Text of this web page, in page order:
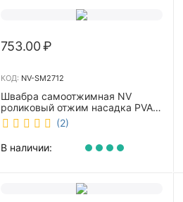
753.00₽
КОД: NV-SM2712
Швабра самоотжимная NV
роликовый отжим насадка PVA
27 см телескопическая рукоятка
70-125 см NV-SM2712
(2)
В наличии: